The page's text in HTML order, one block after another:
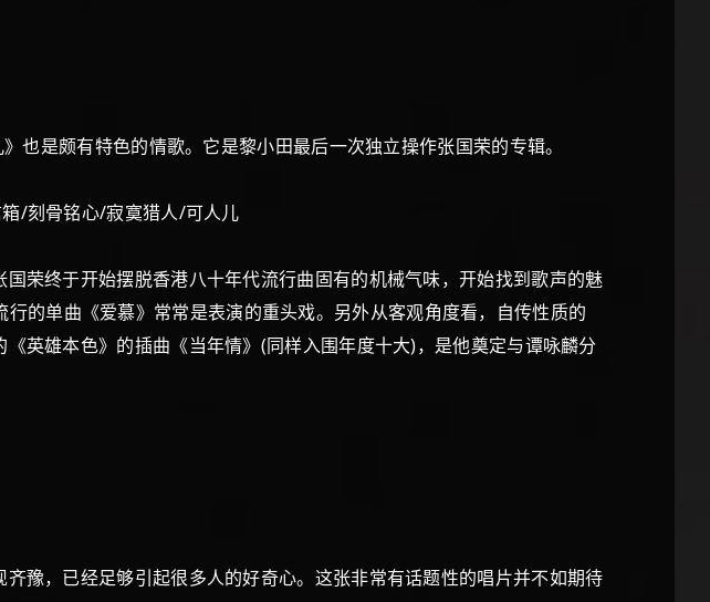
是颇有特色的情歌。它是黎小田最后一次独立操作张国荣的专辑。
/刻骨铭心/寂寞猎人/可人儿
终于开始摆脱香港八十年代流行曲固有的机械气味，开始找到歌声的魅
的单曲《爱慕》常常是表演的重头戏。另外从客观角度看，自传性质的
英雄本色》的插曲《当年情》(同样入围年度十大)，是他奠定与谭咏麟分
，已经足够引起很多人的好奇心。这张非常有话题性的唱片并不如期待